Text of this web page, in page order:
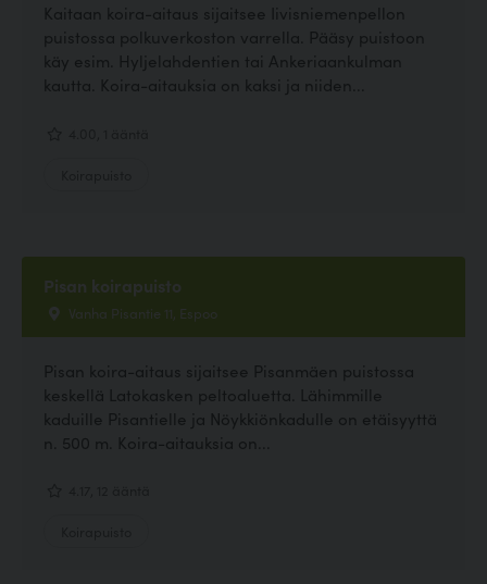
Kaitaan koira-aitaus sijaitsee Iivisniemenpellon
puistossa polkuverkoston varrella. Pääsy puistoon
käy esim. Hyljelahdentien tai Ankeriaankulman
kautta. Koira-aitauksia on kaksi ja niiden...
Pisan koirapuisto
Vanha Pisantie 11, Espoo
Pisan koira-aitaus sijaitsee Pisanmäen puistossa
keskellä Latokasken peltoaluetta. Lähimmille
kaduille Pisantielle ja Nöykkiönkadulle on etäisyyttä
n. 500 m. Koira-aitauksia on...